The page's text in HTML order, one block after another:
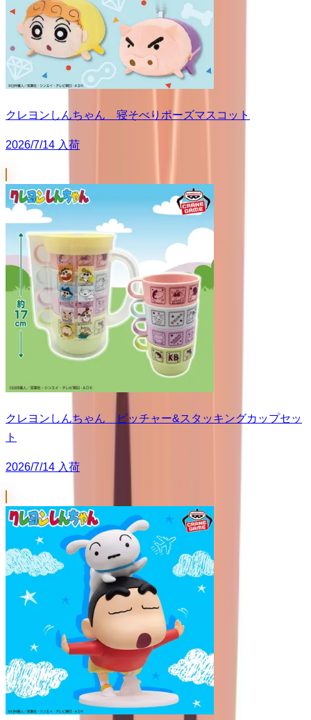
クレヨンしんちゃん 寝そべりポーズマスコット
2026/7/14 入荷
クレヨンしんちゃん ピッチャー&スタッキングカップセッ
ト
2026/7/14 入荷